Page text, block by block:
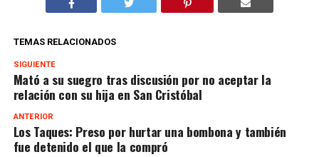
TEMAS RELACIONADOS
SIGUIENTE
Mató a su suegro tras discusión por no aceptar la
relación con su hija en San Cristóbal
ANTERIOR
Los Taques: Preso por hurtar una bombona y también
fue detenido el que la compró